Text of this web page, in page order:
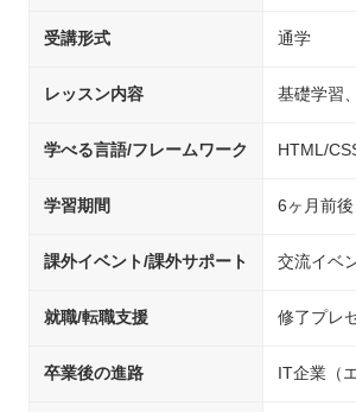
受講形式 通学
レッスン内容 基礎学習
学べる言語/フレームワーク HTML/
学習期間 6ヶ月前後
課外イベント/課外サポート 交流イベ
就職/転職支援 修了プレ
卒業後の進路 IT企業（